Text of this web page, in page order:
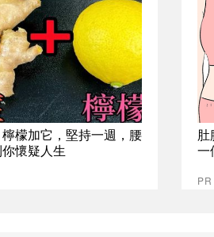
檬加它，堅持一週，腰
懷疑人生
肚
一